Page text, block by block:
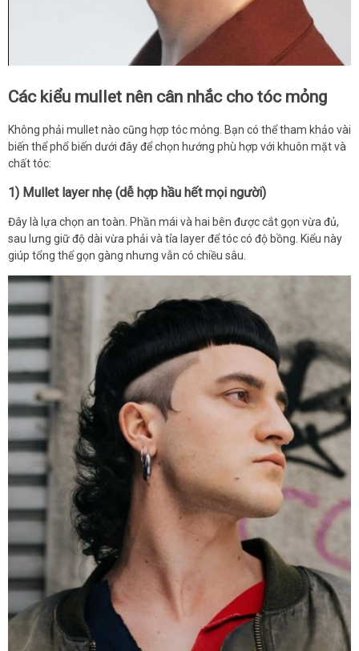
Các kiểu mullet nên cân nhắc cho tóc mỏng
Không phải mullet nào cũng hợp tóc mỏng. Bạn có thể tham khảo vài
biến thể phổ biến dưới đây để chọn hướng phù hợp với khuôn mặt và
chất tóc:
1) Mullet layer nhẹ (dễ hợp hầu hết mọi người)
Đây là lựa chọn an toàn. Phần mái và hai bên được cắt gọn vừa đủ,
sau lưng giữ độ dài vừa phải và tỉa layer để tóc có độ bồng. Kiểu này
giúp tổng thể gọn gàng nhưng vẫn có chiều sâu.